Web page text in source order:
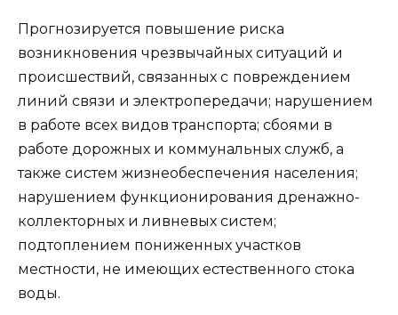
Прогнозируется повышение риска
возникновения чрезвычайных ситуаций и
происшествий, связанных с повреждением
линий связи и электропередачи; нарушением
в работе всех видов транспорта; сбоями в
работе дорожных и коммунальных служб, а
также систем жизнеобеспечения населения;
нарушением функционирования дренажно-
коллекторных и ливневых систем;
подтоплением пониженных участков
местности, не имеющих естественного стока
воды.